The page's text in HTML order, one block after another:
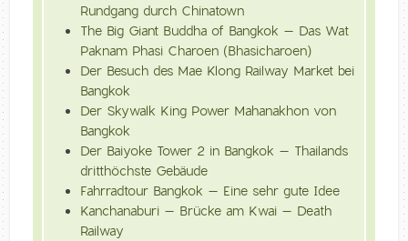
Rundgang durch Chinatown
The Big Giant Buddha of Bangkok – Das Wat
Paknam Phasi Charoen (Bhasicharoen)
Der Besuch des Mae Klong Railway Market bei
Bangkok
Der Skywalk King Power Mahanakhon von
Bangkok
Der Baiyoke Tower 2 in Bangkok – Thailands
dritthöchste Gebäude
Fahrradtour Bangkok – Eine sehr gute Idee
Kanchanaburi – Brücke am Kwai – Death
Railway